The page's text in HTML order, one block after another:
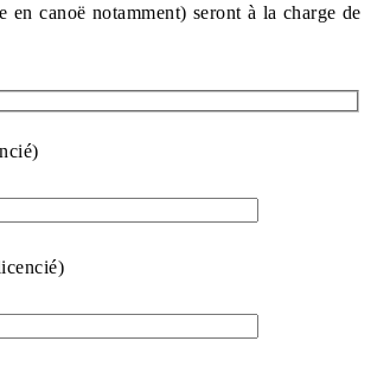
en canoë notamment) seront à la charge de